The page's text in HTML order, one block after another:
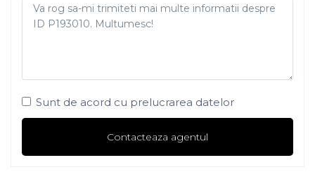
Sunt de acord cu prelucrarea datelor